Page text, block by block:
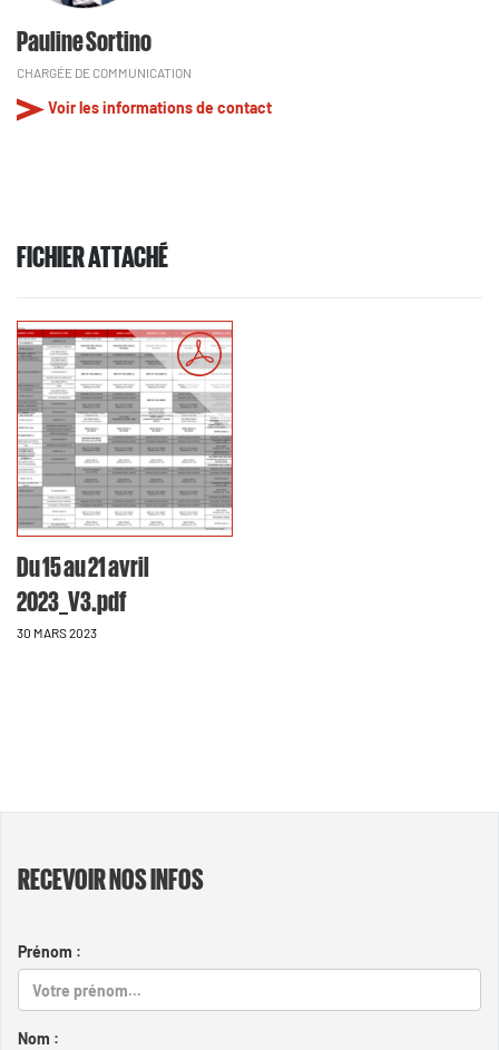
Pauline Sortino
CHARGÉE DE COMMUNICATION
Voir les informations de contact
FICHIER ATTACHÉ
Du 15 au 21 avril
2023_V3.pdf
30 MARS 2023
RECEVOIR NOS INFOS
Prénom :
Nom :